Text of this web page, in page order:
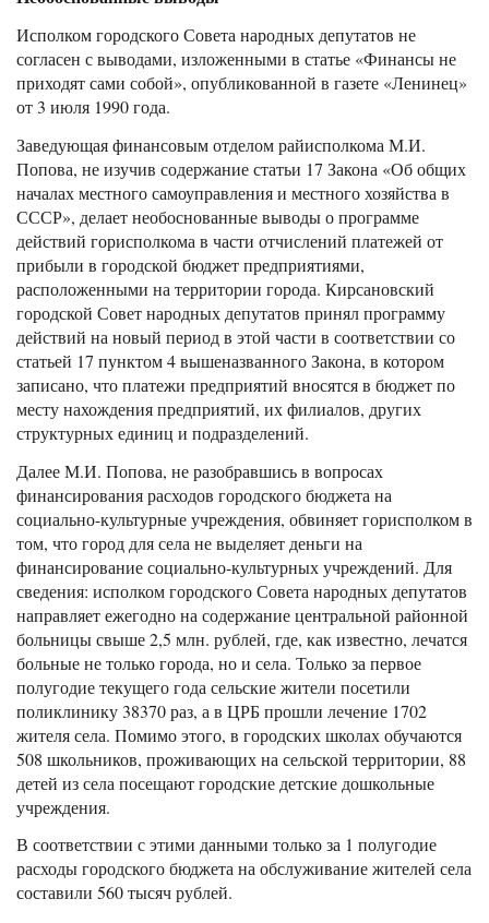
Исполком городского Совета народных депутатов не
согласен с выводами, изложенными в статье «Финансы не
приходят сами собой», опубликованной в газете «Ленинец»
от 3 июля 1990 года.
Заведующая финансовым отделом райисполкома М.И.
Попова, не изучив содержание статьи 17 Закона «Об общих
началах местного самоуправления и местного хозяйства в
СССР», делает необоснованные выводы о программе
действий горисполкома в части отчислений платежей от
прибыли в городской бюджет предприятиями,
расположенными на территории города. Кирсановский
городской Совет народных депутатов принял программу
действий на новый период в этой части в соответствии со
статьей 17 пунктом 4 вышеназванного Закона, в котором
записано, что платежи предприятий вносятся в бюджет по
месту нахождения предприятий, их филиалов, других
структурных единиц и подразделений.
Далее М.И. Попова, не разобравшись в вопросах
финансирования расходов городского бюджета на
социально-культурные учреждения, обвиняет горисполком в
том, что город для села не выделяет деньги на
финансирование социально-культурных учреждений. Для
сведения: исполком городского Совета народных депутатов
направляет ежегодно на содержание центральной районной
больницы свыше 2,5 млн. рублей, где, как известно, лечатся
больные не только города, но и села. Только за первое
полугодие текущего года сельские жители посетили
поликлинику 38370 раз, а в ЦРБ прошли лечение 1702
жителя села. Помимо этого, в городских школах обучаются
508 школьников, проживающих на сельской территории, 88
детей из села посещают городские детские дошкольные
учреждения.
В соответствии с этими данными только за 1 полугодие
расходы городского бюджета на обслуживание жителей села
составили 560 тысяч рублей.